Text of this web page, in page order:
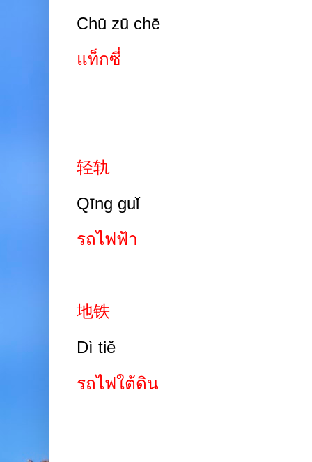
Chū zū chē
แท็กซี่
轻轨
Qīng guǐ
รถไฟฟ้า
地铁
Dì tiě
รถไฟใต้ดิน